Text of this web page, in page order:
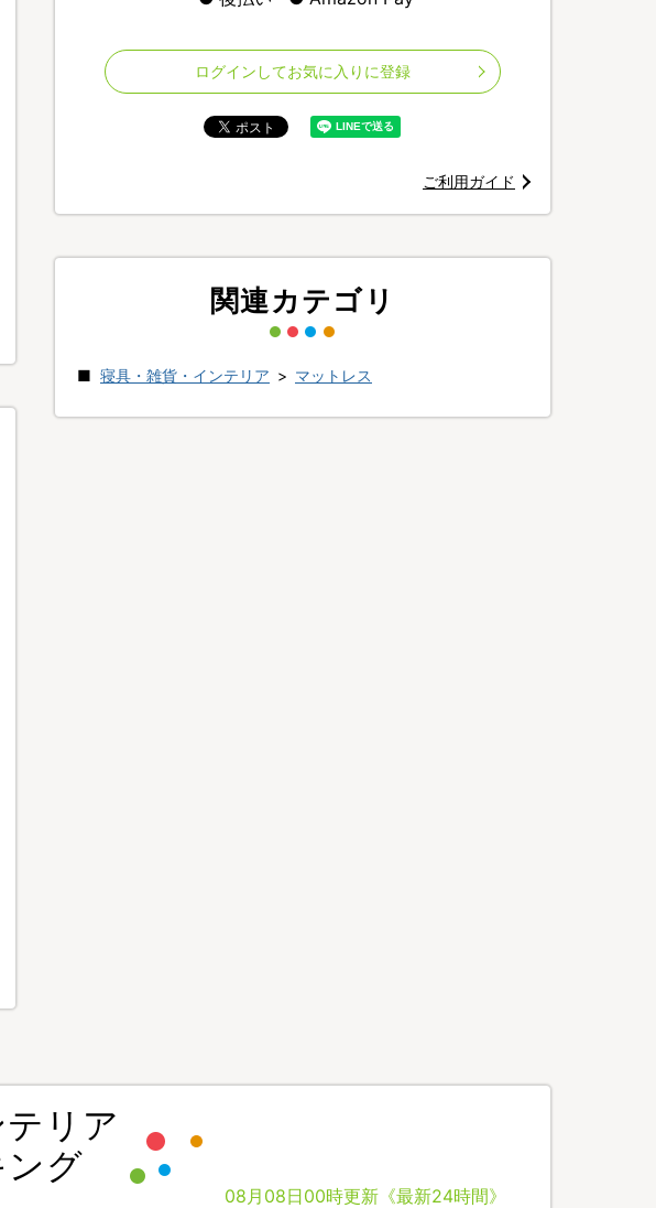
ログインしてお気に入りに登録
ご利用ガイド
関連カテゴリ
寝具・雑貨・インテリア > マットレス
リア
ング
08月08日00時更新《最新24時間》